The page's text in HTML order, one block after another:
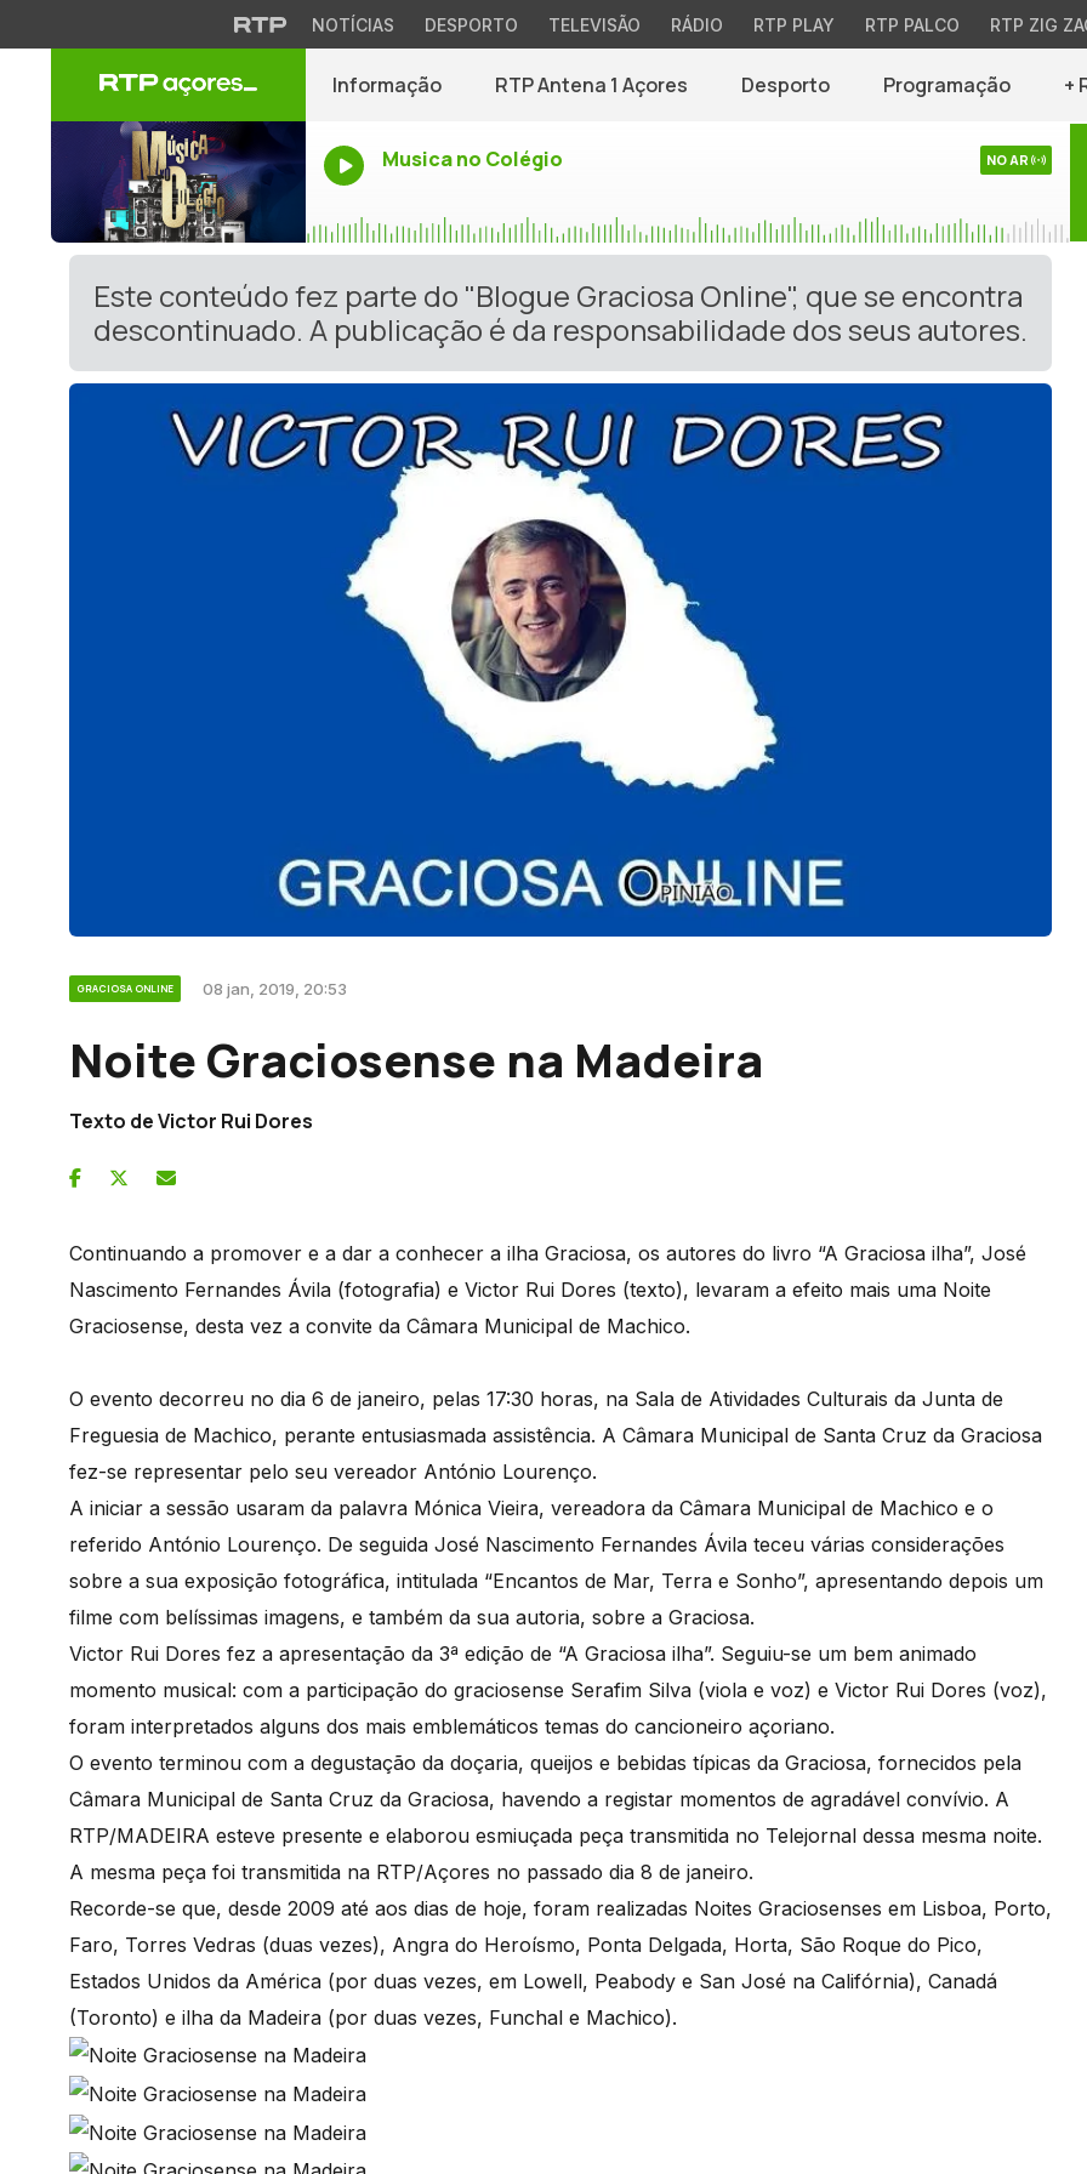
NOTÍCIAS DESPORTO TELEVISÃO RÁDIO RTP PLAY RTP PALCO RTP ZIG
Informação RTP Antena 1 Açores Desporto Programação +
Musica no Colégio NO AR
Este conteúdo fez parte do "Blogue Graciosa Online", que se encontra
descontinuado. A publicação é da responsabilidade dos seus autores.
GRACIOSA ONLINE 08 jan, 2019, 20:53
Noite Graciosense na Madeira
Texto de Victor Rui Dores
Continuando a promover e a dar a conhecer a ilha Graciosa, os autores do livro “A Graciosa ilha”, José
Nascimento Fernandes Ávila (fotografia) e Victor Rui Dores (texto), levaram a efeito mais uma Noite
Graciosense, desta vez a convite da Câmara Municipal de Machico.
O evento decorreu no dia 6 de janeiro, pelas 17:30 horas, na Sala de Atividades Culturais da Junta de
Freguesia de Machico, perante entusiasmada assistência. A Câmara Municipal de Santa Cruz da Graciosa
fez-se representar pelo seu vereador António Lourenço.
A iniciar a sessão usaram da palavra Mónica Vieira, vereadora da Câmara Municipal de Machico e o
referido António Lourenço. De seguida José Nascimento Fernandes Ávila teceu várias considerações
sobre a sua exposição fotográfica, intitulada “Encantos de Mar, Terra e Sonho”, apresentando depois um
filme com belíssimas imagens, e também da sua autoria, sobre a Graciosa.
Victor Rui Dores fez a apresentação da 3ª edição de “A Graciosa ilha”. Seguiu-se um bem animado
momento musical: com a participação do graciosense Serafim Silva (viola e voz) e Victor Rui Dores (voz),
foram interpretados alguns dos mais emblemáticos temas do cancioneiro açoriano.
O evento terminou com a degustação da doçaria, queijos e bebidas típicas da Graciosa, fornecidos pela
Câmara Municipal de Santa Cruz da Graciosa, havendo a registar momentos de agradável convívio. A
RTP/MADEIRA esteve presente e elaborou esmiuçada peça transmitida no Telejornal dessa mesma noite.
A mesma peça foi transmitida na RTP/Açores no passado dia 8 de janeiro.
Recorde-se que, desde 2009 até aos dias de hoje, foram realizadas Noites Graciosenses em Lisboa, Porto,
Faro, Torres Vedras (duas vezes), Angra do Heroísmo, Ponta Delgada, Horta, São Roque do Pico,
Estados Unidos da América (por duas vezes, em Lowell, Peabody e San José na Califórnia), Canadá
(Toronto) e ilha da Madeira (por duas vezes, Funchal e Machico).